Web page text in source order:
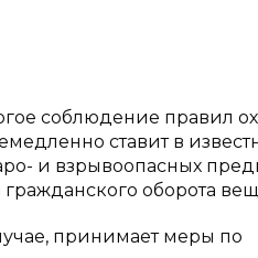
соблюдение правил
ставит в
и взрывоопасных
оборота
принимает меры по